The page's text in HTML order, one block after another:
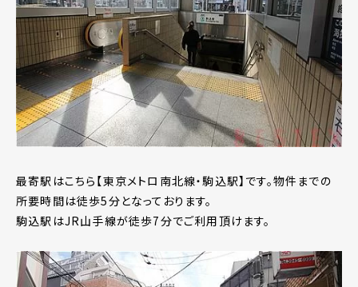
最寄駅はこちら【東京メトロ南北線・駒込駅】です。物件までの
所要時間は徒歩5分となっております。
駒込駅はJR山手線が徒歩7分でご利用頂けます。